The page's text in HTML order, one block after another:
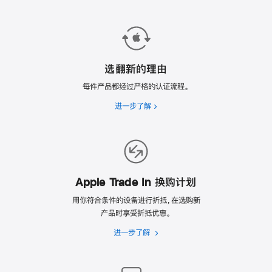
选翻新的理由
每件产品都经过严格的认证流程。
进一步了解 选
Apple Trade In 换购计划
用你符合条件的设备进行折抵，在选购新
产品时享受折抵优惠。
进一步了解
Apple